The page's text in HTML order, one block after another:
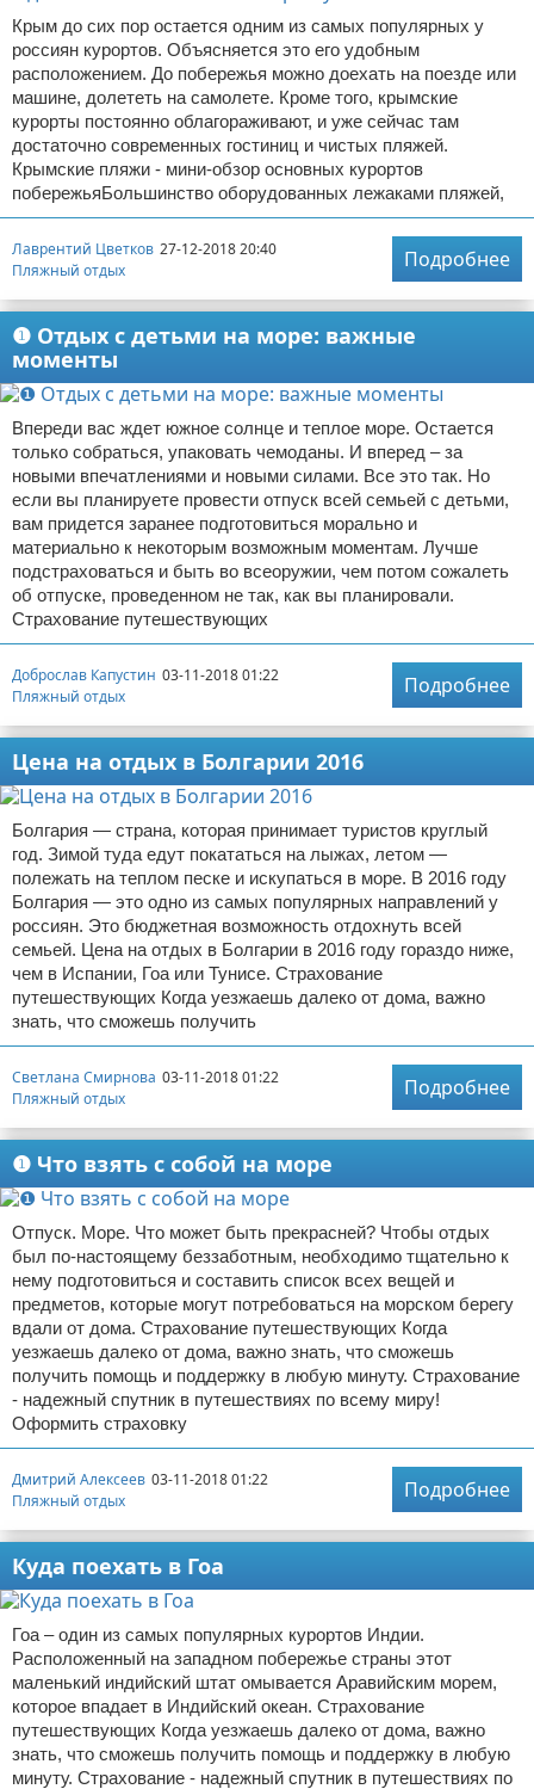
Крым до сих пор остается одним из самых популярных у
россиян курортов. Объясняется это его удобным
расположением. До побережья можно доехать на поезде или
машине, долететь на самолете. Кроме того, крымские
курорты постоянно облагораживают, и уже сейчас там
достаточно современных гостиниц и чистых пляжей.
Крымские пляжи - мини-обзор основных курортов
побережьяБольшинство оборудованных лежаками пляжей,
Лаврентий Цветков 27-12-2018 20:40
Пляжный отдых
Подробнее
❶ Отдых с детьми на море: важные
моменты
Впереди вас ждет южное солнце и теплое море. Остается
только собраться, упаковать чемоданы. И вперед – за
новыми впечатлениями и новыми силами. Все это так. Но
если вы планируете провести отпуск всей семьей с детьми,
вам придется заранее подготовиться морально и
материально к некоторым возможным моментам. Лучше
подстраховаться и быть во всеоружии, чем потом сожалеть
об отпуске, проведенном не так, как вы планировали.
Страхование путешествующих
Доброслав Капустин 03-11-2018 01:22
Пляжный отдых
Подробнее
Цена на отдых в Болгарии 2016
Болгария — страна, которая принимает туристов круглый
год. Зимой туда едут покататься на лыжах, летом —
полежать на теплом песке и искупаться в море. В 2016 году
Болгария — это одно из самых популярных направлений у
россиян. Это бюджетная возможность отдохнуть всей
семьей. Цена на отдых в Болгарии в 2016 году гораздо ниже,
чем в Испании, Гоа или Тунисе. Страхование
путешествующих Когда уезжаешь далеко от дома, важно
знать, что сможешь получить
Светлана Смирнова 03-11-2018 01:22
Пляжный отдых
Подробнее
❶ Что взять с собой на море
Отпуск. Море. Что может быть прекрасней? Чтобы отдых
был по-настоящему беззаботным, необходимо тщательно к
нему подготовиться и составить список всех вещей и
предметов, которые могут потребоваться на морском берегу
вдали от дома. Страхование путешествующих Когда
уезжаешь далеко от дома, важно знать, что сможешь
получить помощь и поддержку в любую минуту. Страхование
- надежный спутник в путешествиях по всему миру!
Оформить страховку
Дмитрий Алексеев 03-11-2018 01:22
Пляжный отдых
Подробнее
Куда поехать в Гоа
Гоа – один из самых популярных курортов Индии.
Расположенный на западном побережье страны этот
маленький индийский штат омывается Аравийским морем,
которое впадает в Индийский океан. Страхование
путешествующих Когда уезжаешь далеко от дома, важно
знать, что сможешь получить помощь и поддержку в любую
минуту. Страхование - надежный спутник в путешествиях по